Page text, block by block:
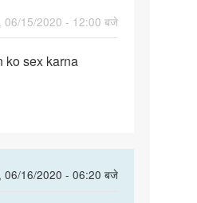
06/15/2020 - 12:00 बजे
ko sex karna
06/16/2020 - 06:20 बजे